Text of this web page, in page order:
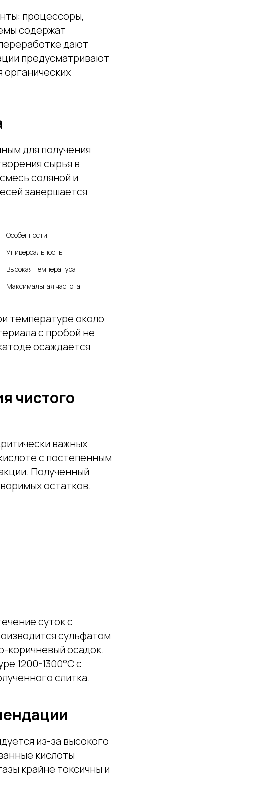
процессоры,
содержат
дают
предусматривают
для получения
сырья в
соляной и
завершается
Особенности
Универсальность
Высокая температура
Максимальная частота
температуре около
с пробой не
осаждается
чистого
важных
с постепенным
Полученный
остатков.
суток с
сульфатом
коричневый осадок.
1200-1300°С с
слитка.
из-за высокого
кислоты
крайне токсичны и